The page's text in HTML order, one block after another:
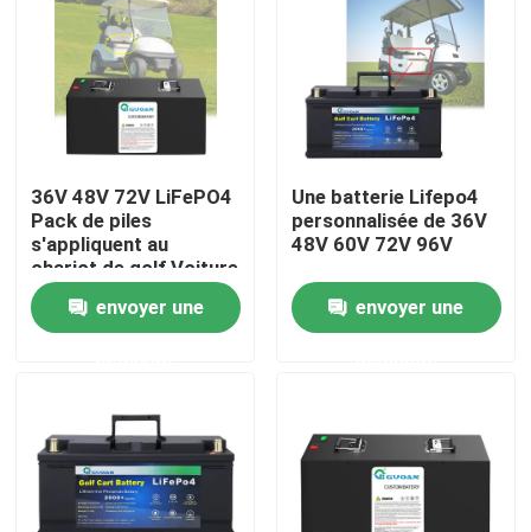
Maison
Produits
Vidéos
Au sujet de nous
Visite d'usine
36V 48V 72V LiFePO4
Pack de piles
s'appliquent au
chariot de golf Voiture
électrique tricycle
envoyer une
Une batterie Lifepo4
personnalisée de 36V
48V 60V 72V 96V
envoyer une